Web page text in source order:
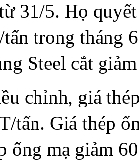
31/5. Họ
trong tháng
Steel cắt
chỉnh, giá
tấn. Giá thép
ống mạ giảm